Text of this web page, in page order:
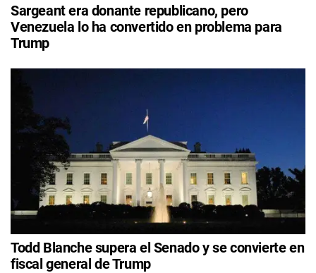
Sargeant era donante republicano, pero
Venezuela lo ha convertido en problema para
Trump
Todd Blanche supera el Senado y se convierte en
fiscal general de Trump